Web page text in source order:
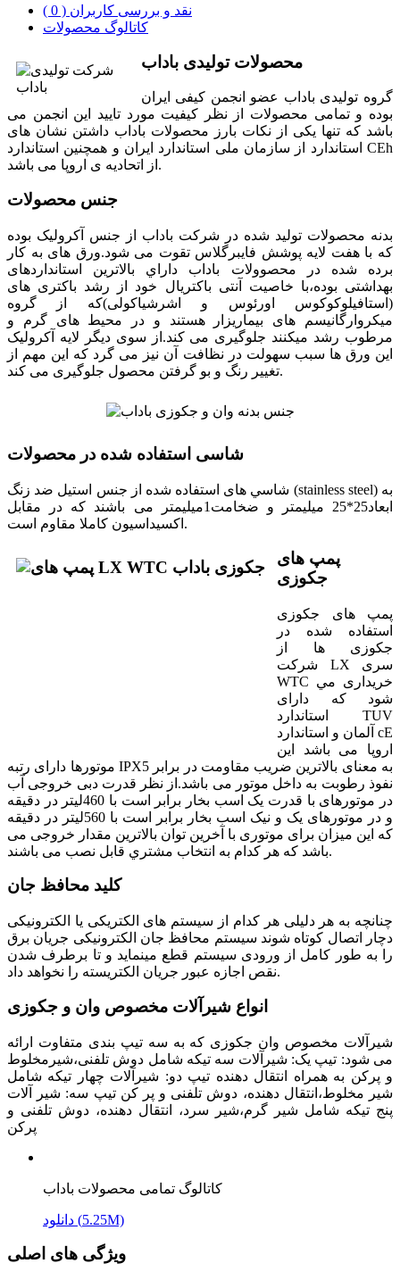
نقد و بررسی کاربران ( 0 )
کاتالوگ محصولات
محصولات تولیدی باداب
گروه توليدی باداب عضو انجمن کيفی ايران
بوده و تمامی محصولات از نظر کيفيت مورد تاييد اين انجمن می
باشد که تنها یکی از نکات بارز محصولات باداب داشتن نشان های
استاندارد از سازمان ملی استاندارد ايران و همچنین استاندارد CEh
از اتحادیه ی اروپا می باشد.
جنس محصولات
بدنه محصولات توليد شده در شرکت باداب از جنس آکروليک بوده
که با هفت لايه پوشش فايبرگلاس تقوت می شود.ورق های به کار
برده شده در محصوولات باداب داراي بالاترين استانداردهای
بهداشتی بوده،با خاصيت آنتی باکتريال خود از رشد باکتری های
(استافيلوکوکوس اورئوس و اشرشياکولی)که از گروه
ميکروارگانيسم های بيماريزار هستند و در محيط های گرم و
مرطوب رشد ميکنند جلوگيری می کند.از سوی دیگر لايه آکروليک
اين ورق ها سبب سهولت در نظافت آن نيز می گرد که اين مهم از
تغيير رنگ و بو گرفتن محصول جلوگيری می کند.
شاسی استفاده شده در محصولات
شاسي های استفاده شده از جنس استيل ضد زنگ (stainless steel) به
ابعاد25*25 ميليمتر و ضخامت1ميليمتر می باشند که در مقابل
اکسيداسيون کاملا مقاوم است.
پمپ های
جکوزی
پمپ های جکوزی
استفاده شده در
جکوزی ها از
شرکت LX سری
WTC خريداری مي
شود که دارای
استاندارد TUV
آلمان و استاندارد cE
اروپا می باشد اين
موتورها دارای رتبه IPX5 به معنای بالاترين ضريب مقاومت در برابر
نفوذ رطوبت به داخل موتور می باشد.از نظر قدرت دبی خروجی آب
در موتورهای با قدرت يک اسب بخار برابر است با 460ليتر در دقيقه
و در موتورهای يک و نيک اسب بخار برابر است با 560ليتر در دقيقه
که اين ميزان برای موتوری با آخرین توان بالاترين مقدار خروجی می
باشد که هر کدام به انتخاب مشتري قابل نصب می باشند.
کلید محافظ جان
چنانچه به هر دليلی هر کدام از سيستم های الکتريکی يا الکترونيکی
دچار اتصال کوتاه شوند سيستم محافظ جان الکترونيکی جريان برق
را به طور کامل از ورودی سيستم قطع مينمايد و تا برطرف شدن
نقص اجازه عبور جريان الکتريسته را نخواهد داد.
انواع شیرآلات مخصوص وان و جکوزی
شيرآلات مخصوص وان جکوزی که به سه تيپ بندی متفاوت ارائه
می شود: تيپ يک: شيرآلات سه تيکه شامل دوش تلفنی،شيرمخلوط
و پرکن به همراه انتقال دهنده تيپ دو: شيرآلات چهار تيکه شامل
شير مخلوط،انتقال دهنده، دوش تلفنی و پر کن تيپ سه: شير آلات
پنج تيکه شامل شير گرم،شير سرد، انتقال دهنده، دوش تلفنی و
پرکن
کاتالوگ تمامی محصولات باداب
دانلود (5.25M)
ویژگی های اصلی